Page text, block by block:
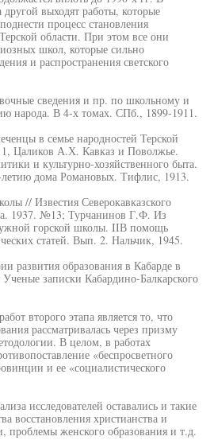
выходят работы, которые
процесс становления
области. При этом все они
школ, которые сильно
и распространения светского
сведения и пр. по школьному и
народа. В 4-х томах. СПб., 1899-1911.
в семье народностей Терской
Цаликов А.Х. Кавказ и Поволжье.
и культурно-хозяйственного быта.
дома Романовых. Тифлис, 1913.
// Известия Северокавказского
1937. №13; Турчанинов Г.Ф. Из
горской школы. IIВ помощь
статей. Вып. 2. Нальчик, 1945.
развития образования в Кабарде в
записки Кабардино-Балкарского
второго этапа является то, что
рассматривалась через призму
В целом, в работах
«беспросветного
и ее «социалистического
исследователей оставались и такие
восстановления христианства и
проблемы женского образования и т.д.